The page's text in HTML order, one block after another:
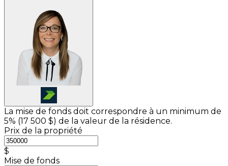
La mise de fonds doit correspondre à un minimum de
5% (17 500 $) de la valeur de la résidence.
Prix de la propriété
$
Mise de fonds